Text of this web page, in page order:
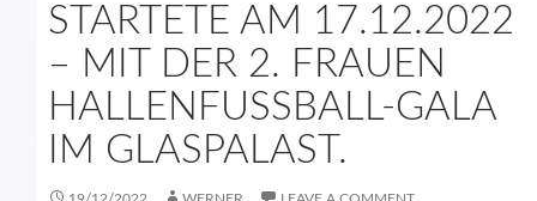
STARTETE AM 17.12.2022
– MIT DER 2. FRAUEN
HALLENFUSSBALL-GALA
IM GLASPALAST.